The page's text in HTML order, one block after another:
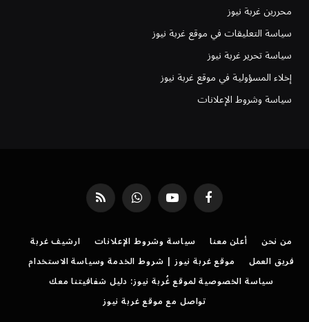
محررين غربة نيوز
سياسة التعليقات في موقع غربة نيوز
سياسة تحرير غربة نيوز
إخلاء المسؤولية في موقع غربة نيوز
سياسة وشروط الإعلانات
فيسبوك يوتيوب واتساب RSS
من نحن أعلن معنا سياسة وشروط الإعلانات
ارشيف غربة
فريق العمل
موقع غربة نيوز | شروط الخدمة وسياسة الاستخدام
سياسة الخصوصية لموقع غُربة نيوز: دليل شفافيتنا معك
تواصل مع موقع غربة نيوز